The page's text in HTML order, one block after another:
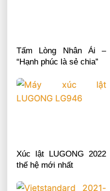
Tấm Lòng Nhân Ái –
“Hạnh phúc là sẻ chia”
Xúc lật LUGONG 2022
thế hệ mới nhất